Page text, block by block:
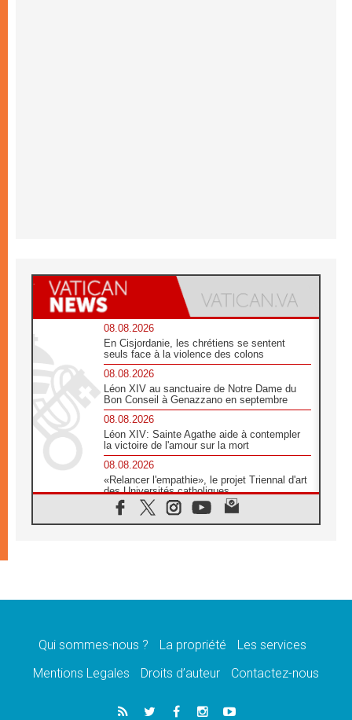
08.08.2026
En Cisjordanie, les chrétiens se sentent
seuls face à la violence des colons
08.08.2026
Léon XIV au sanctuaire de Notre Dame du
Bon Conseil à Genazzano en septembre
08.08.2026
Léon XIV: Sainte Agathe aide à contempler
la victoire de l'amour sur la mort
08.08.2026
«Relancer l'empathie», le projet Triennal d'art
des Universités catholiques
08.08.2026
Signis 2026, donner la parole aux religieuses
07.08.2026
07.08.2026
de l'Assomption et mémoire nationale
«La paix commence par l'empathie» estime
Qui sommes-nous ? La propriété
Les services
Mentions Legales
Droits d’auteur Contactez-nous